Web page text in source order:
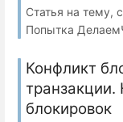
Статья на тему,
Попытка
Конфликт
блокировок